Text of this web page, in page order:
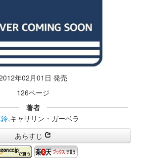
年02月01日 発売
126ページ
著者
,キャサリン・ガーベラ
あらすじ